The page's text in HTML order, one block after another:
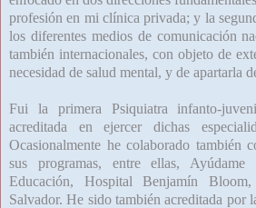
profesión en mi clínica privada; y la
los diferentes medios de comunicación
también internacionales, con objeto de
necesidad de salud mental, y de apartarla
Fui la primera Psiquiatra infanto-
acreditada en ejercer dichas
Ocasionalmente he colaborado también
sus programas, entre ellas,
Educación, Hospital Benjamín
Salvador. He sido también acreditada por